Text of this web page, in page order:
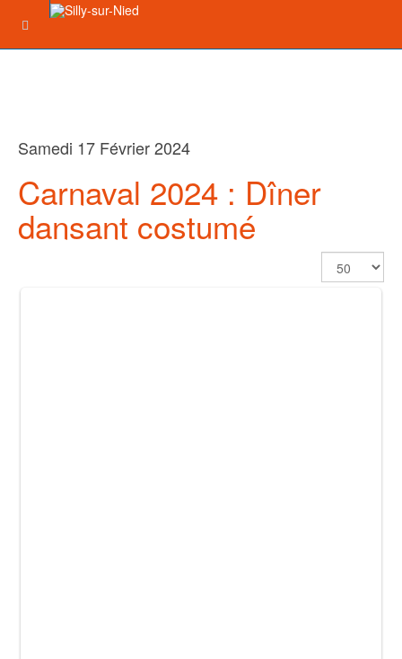
Samedi 17 Février 2024
Carnaval 2024 : Dîner
dansant costumé